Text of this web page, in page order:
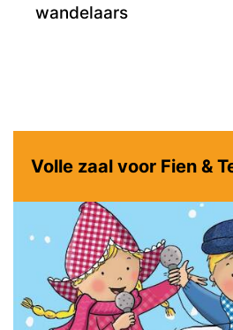
wandelaars
Volle zaal voor Fien &